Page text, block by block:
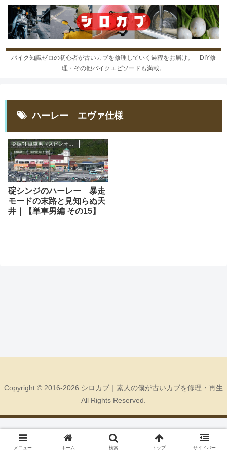
バイク知識ゼロの初心者が古いカブを修理していく過程をお届け。 DIY修
理・その他バイクエピソードも満載。
ハーレー エヴァ仕様
発掘?! 単車男（スピンオフ1）
碇シンジのハーレー 暴走
モードの末路と見知らぬ天
井｜【単車男編 その15】
Copyright © 2016-2026 シロカブ｜素人の僕が古いカブを修理・再生
All Rights Reserved.
メニュー ホーム 検索 トップ サイドバー